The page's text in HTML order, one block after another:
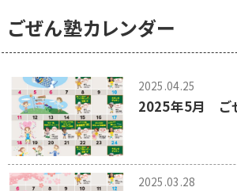
ごぜん塾カレンダー
2025.04.25
2025年5月 ご
2025.03.28